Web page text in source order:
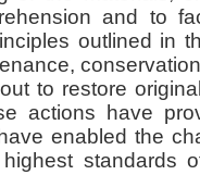
and to
outlined in
to restore
actions have
enabled the
standards